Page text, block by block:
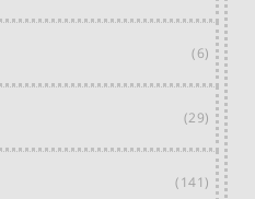
(6)
(29)
(141)